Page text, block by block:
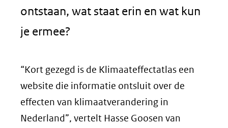
ontstaan, wat staat erin en wat kun
je ermee?
“Kort gezegd is de Klimaateffectatlas een
website die informatie ontsluit over de
effecten van klimaatverandering in
Nederland”, vertelt Hasse Goosen van